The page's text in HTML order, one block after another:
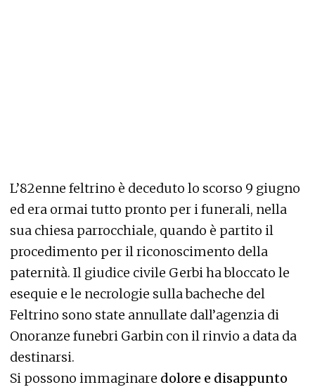
L’82enne feltrino è deceduto lo scorso 9 giugno
ed era ormai tutto pronto per i funerali, nella
sua chiesa parrocchiale, quando è partito il
procedimento per il riconoscimento della
paternità. Il giudice civile Gerbi ha bloccato le
esequie e le necrologie sulla bacheche del
Feltrino sono state annullate dall’agenzia di
Onoranze funebri Garbin con il rinvio a data da
destinarsi.
Si possono immaginare dolore e disappunto